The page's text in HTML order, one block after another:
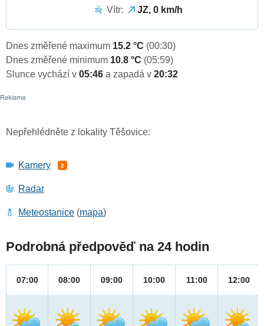
Vítr:
JZ, 0 km/h
Dnes změřené maximum 15.2 °C (00:30)
Dnes změřené minimum 10.8 °C (05:59)
Slunce vychází v 05:46 a zapadá v 20:32
Nepřehlédněte z lokality Těšovice:
Kamery 2
Radar
Meteostanice (mapa)
Podrobná předpověď na 24 hodin
07:00 08:00 09:00 10:00 11:00 12:00